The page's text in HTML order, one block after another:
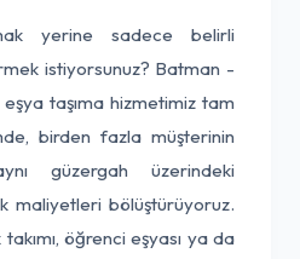
yerine sadece belirli
istiyorsunuz? Batman -
taşıma hizmetimiz tam
birden fazla müşterinin
güzergah üzerindeki
maliyetleri bölüştürüyoruz.
öğrenci eşyası ya da